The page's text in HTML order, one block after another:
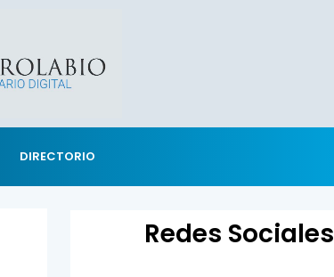
DIRECTORIO
Redes Sociales